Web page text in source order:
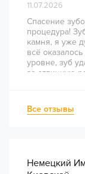
11.07.2026
Спасение
процедура!
камня, я уже
всё
уровне, зуб
за отличную
Все отзывы
Немецкий